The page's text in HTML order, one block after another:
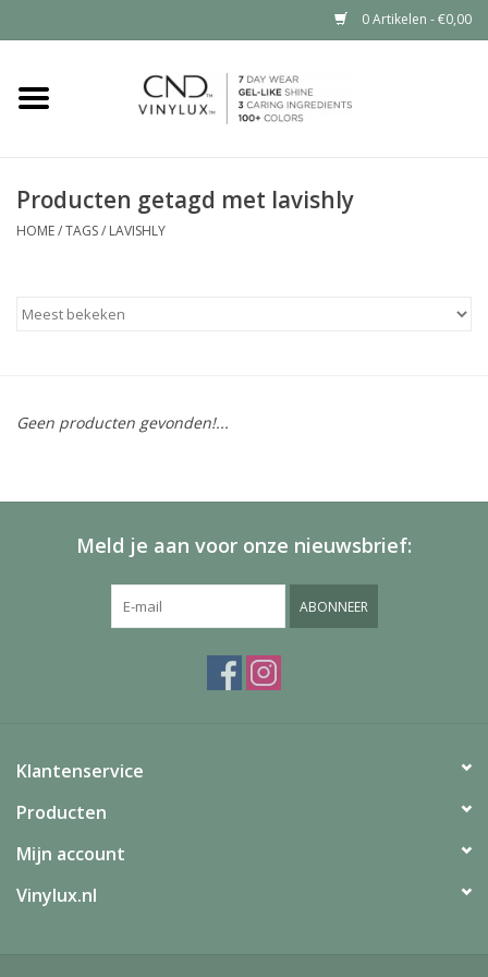
0 Artikelen - €0,00
Home
Nailart voor jou
Producten getagd met lavishly
HOME/TAGS/ LAVISHLY
Geen producten gevonden!...
Meld je aan voor onze nieuwsbrief:
ABONNEER
Klantenservice
Producten
Mijn account
Vinylux.nl